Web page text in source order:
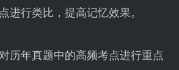
进行类比，提高记忆效果。
历年真题中的高频考点进行重点